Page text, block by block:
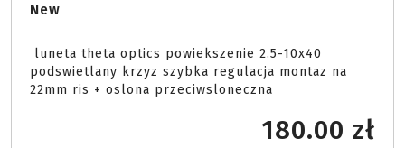
New
podswietlany krzyz szybka regulacja montaz na
22mm ris + oslona przeciwsloneczna
180.00 zł